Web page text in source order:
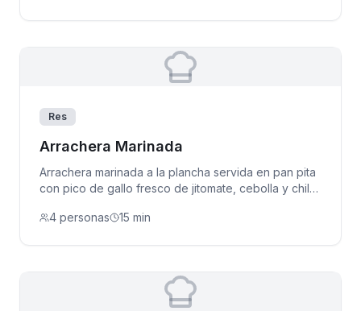
Res
Arrachera Marinada
Arrachera marinada a la plancha servida en pan pita
con pico de gallo fresco de jitomate, cebolla y chile
4 personas
15 min